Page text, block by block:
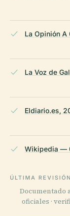
La Opinión A
La Voz de
Eldiario.es,
Wikipedia —
ÚLTIMA
Documentado
oficiales ·